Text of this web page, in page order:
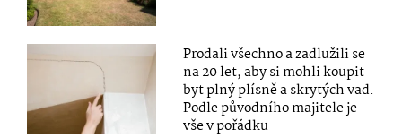
Prodali všechno a zadlužili se
na 20 let, aby si mohli koupit
byt plný plísně a skrytých vad.
Podle původního majitele je
vše v pořádku